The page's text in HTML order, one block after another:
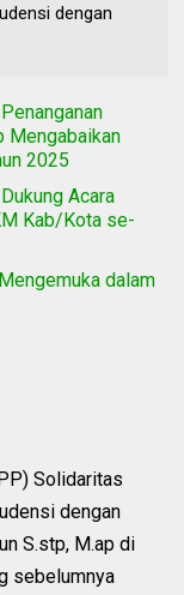
dengan
Mengabaikan
2025
Acara
Kab/Kota se-
dalam
Solidaritas
dengan
S.stp, M.ap di
sebelumnya